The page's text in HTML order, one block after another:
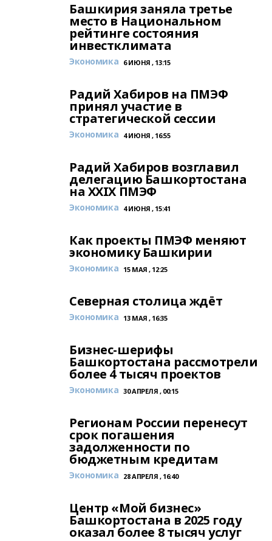
Башкирия заняла третье
место в Национальном
рейтинге состояния
инвестклимата
Экономика 6 ИЮНЯ , 13:15
Радий Хабиров на ПМЭФ
принял участие в
стратегической сессии
Экономика 4 ИЮНЯ , 16:55
Радий Хабиров возглавил
делегацию Башкортостана
на XXIX ПМЭФ
Экономика 4 ИЮНЯ , 15:41
Как проекты ПМЭФ меняют
экономику Башкирии
Экономика 15 МАЯ , 12:25
Северная столица ждёт
Экономика 13 МАЯ , 16:35
Бизнес-шерифы
Башкортостана рассмотрели
более 4 тысяч проектов
Экономика 30 АПРЕЛЯ , 00:15
Регионам России перенесут
срок погашения
задолженности по
бюджетным кредитам
Экономика 28 АПРЕЛЯ , 16:40
Центр «Мой бизнес»
Башкортостана в 2025 году
оказал более 8 тысяч услуг